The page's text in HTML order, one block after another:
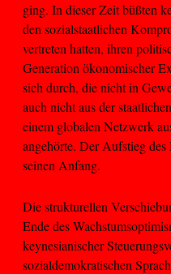
ging. In dieser Zeit büßten
den sozialstaatlichen
vertreten hatten, ihren
Generation ökonomischer
sich durch, die nicht in
auch nicht aus der
einem globalen Netzwerk
angehörte. Der Aufstieg
seinen Anfang.
Die strukturellen
Ende des
keynesianischer
sozialdemokratischen